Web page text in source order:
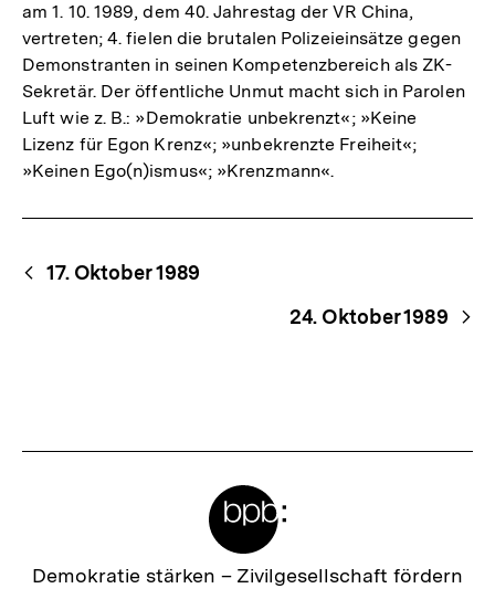
Link:
am 1. 10. 1989, dem 40. Jahrestag der VR China,
vertreten; 4. fielen die brutalen Polizeieinsätze gegen
Demonstranten in seinen Kompetenzbereich als ZK-
Sekretär. Der öffentliche Unmut macht sich in Parolen
Luft wie z. B.: »Demokratie unbekrenzt«; »Keine
Lizenz für Egon Krenz«; »unbekrenzte Freiheit«;
»Keinen Ego(n)ismus«; »Krenzmann«.
Begriffsnavigation
Content-
Navigation
17. Oktober 1989
24. Oktober 1989
Zur
Demokratie stärken – Zivilgesellschaft fördern